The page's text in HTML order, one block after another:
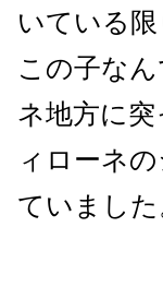
いている
この子な
ネ地方に
ィローネ
ていました